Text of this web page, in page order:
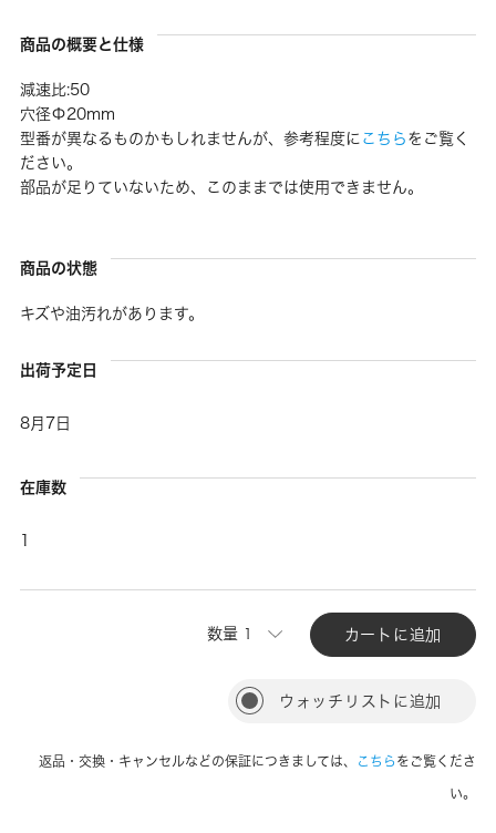
商品の概要と仕様
減速比:50
穴径Φ20mm
型番が異なるものかもしれませんが、参考程度にこちらをご覧く
ださい。
部品が足りていないため、このままでは使用できません。
商品の状態
キズや油汚れがあります。
出荷予定日
8月7日
在庫数
1
数量 カートに追加
ウォッチリストに追加
返品・交換・キャンセルなどの保証につきましては、 こちら をご覧くださ
い。